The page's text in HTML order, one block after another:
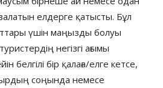
елдерге қатысты. Бұл
үшін маңызды болуы
негізгі ағымы
белгілі бір қалаға/елге кетсе,
соңында немесе